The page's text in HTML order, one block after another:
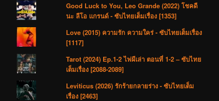
Good Luck to You, Leo Grande (2022) โชคดี
นะ ลีโอ แกรนด์ - ซับไทยเต็มเรื่อง [1353]
Love (2015) ความรัก ความใคร่ - ซับไทยเต็มเรื่อง
[1117]
Tarot (2024) Ep.1-2 ไพ่ผีเล่า ตอนที่ 1-2 – ซับไทย
เต็มเรื่อง [2088-2089]
Leviticus (2026) รักร้ายกลายร่าง - ซับไทยเต็ม
เรื่อง [2463]